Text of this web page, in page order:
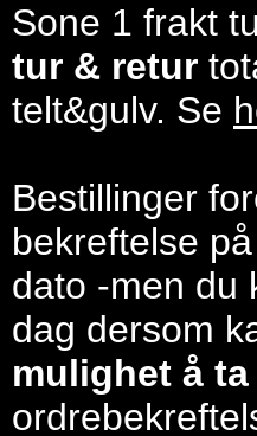
Sone 1 frakt
tur & retur
telt&gulv. Se
Bestillinger
bekreftelse
dato -men du
dag dersom
mulighet å